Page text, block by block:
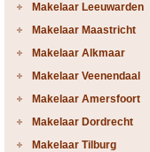
Makelaar Leeuwarden
Makelaar Maastricht
Makelaar Alkmaar
Makelaar Veenendaal
Makelaar Amersfoort
Makelaar Dordrecht
Makelaar Tilburg